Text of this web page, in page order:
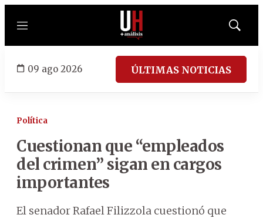
Menú
Mostrar
09 ago 2026 ÚLTIMAS NOTICIAS
Política
Cuestionan que “empleados
del crimen” sigan en cargos
importantes
El senador Rafael Filizzola cuestionó que